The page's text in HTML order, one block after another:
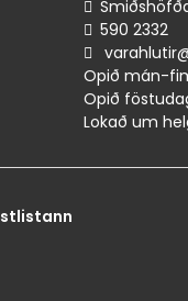
590 ​2332
Opið mán-
Opið
Lokað um